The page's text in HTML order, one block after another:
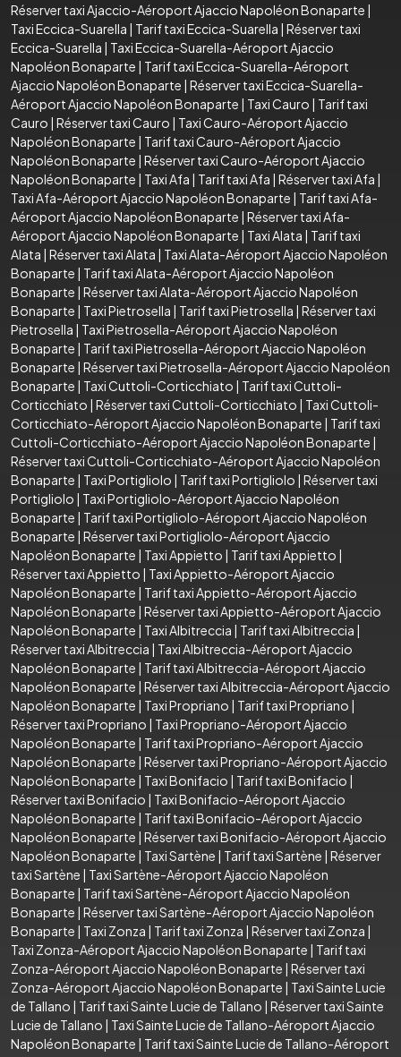
Réserver taxi Ajaccio-Aéroport Ajaccio Napoléon Bonaparte |
Taxi Eccica-Suarella | Tarif taxi Eccica-Suarella | Réserver taxi
Eccica-Suarella | Taxi Eccica-Suarella-Aéroport Ajaccio
Napoléon Bonaparte | Tarif taxi Eccica-Suarella-Aéroport
Ajaccio Napoléon Bonaparte | Réserver taxi Eccica-Suarella-
Aéroport Ajaccio Napoléon Bonaparte | Taxi Cauro | Tarif taxi
Cauro | Réserver taxi Cauro | Taxi Cauro-Aéroport Ajaccio
Napoléon Bonaparte | Tarif taxi Cauro-Aéroport Ajaccio
Napoléon Bonaparte | Réserver taxi Cauro-Aéroport Ajaccio
Napoléon Bonaparte | Taxi Afa | Tarif taxi Afa | Réserver taxi Afa |
Taxi Afa-Aéroport Ajaccio Napoléon Bonaparte | Tarif taxi Afa-
Aéroport Ajaccio Napoléon Bonaparte | Réserver taxi Afa-
Aéroport Ajaccio Napoléon Bonaparte | Taxi Alata | Tarif taxi
Alata | Réserver taxi Alata | Taxi Alata-Aéroport Ajaccio Napoléon
Bonaparte | Tarif taxi Alata-Aéroport Ajaccio Napoléon
Bonaparte | Réserver taxi Alata-Aéroport Ajaccio Napoléon
Bonaparte | Taxi Pietrosella | Tarif taxi Pietrosella | Réserver taxi
Pietrosella | Taxi Pietrosella-Aéroport Ajaccio Napoléon
Bonaparte | Tarif taxi Pietrosella-Aéroport Ajaccio Napoléon
Bonaparte | Réserver taxi Pietrosella-Aéroport Ajaccio Napoléon
Bonaparte | Taxi Cuttoli-Corticchiato | Tarif taxi Cuttoli-
Corticchiato | Réserver taxi Cuttoli-Corticchiato | Taxi Cuttoli-
Corticchiato-Aéroport Ajaccio Napoléon Bonaparte | Tarif taxi
Cuttoli-Corticchiato-Aéroport Ajaccio Napoléon Bonaparte |
Réserver taxi Cuttoli-Corticchiato-Aéroport Ajaccio Napoléon
Bonaparte | Taxi Portigliolo | Tarif taxi Portigliolo | Réserver taxi
Portigliolo | Taxi Portigliolo-Aéroport Ajaccio Napoléon
Bonaparte | Tarif taxi Portigliolo-Aéroport Ajaccio Napoléon
Bonaparte | Réserver taxi Portigliolo-Aéroport Ajaccio
Napoléon Bonaparte | Taxi Appietto | Tarif taxi Appietto |
Réserver taxi Appietto | Taxi Appietto-Aéroport Ajaccio
Napoléon Bonaparte | Tarif taxi Appietto-Aéroport Ajaccio
Napoléon Bonaparte | Réserver taxi Appietto-Aéroport Ajaccio
Napoléon Bonaparte | Taxi Albitreccia | Tarif taxi Albitreccia |
Réserver taxi Albitreccia | Taxi Albitreccia-Aéroport Ajaccio
Napoléon Bonaparte | Tarif taxi Albitreccia-Aéroport Ajaccio
Napoléon Bonaparte | Réserver taxi Albitreccia-Aéroport Ajaccio
Napoléon Bonaparte | Taxi Propriano | Tarif taxi Propriano |
Réserver taxi Propriano | Taxi Propriano-Aéroport Ajaccio
Napoléon Bonaparte | Tarif taxi Propriano-Aéroport Ajaccio
Napoléon Bonaparte | Réserver taxi Propriano-Aéroport Ajaccio
Napoléon Bonaparte | Taxi Bonifacio | Tarif taxi Bonifacio |
Réserver taxi Bonifacio | Taxi Bonifacio-Aéroport Ajaccio
Napoléon Bonaparte | Tarif taxi Bonifacio-Aéroport Ajaccio
Napoléon Bonaparte | Réserver taxi Bonifacio-Aéroport Ajaccio
Napoléon Bonaparte | Taxi Sartène | Tarif taxi Sartène | Réserver
taxi Sartène | Taxi Sartène-Aéroport Ajaccio Napoléon
Bonaparte | Tarif taxi Sartène-Aéroport Ajaccio Napoléon
Bonaparte | Réserver taxi Sartène-Aéroport Ajaccio Napoléon
Bonaparte | Taxi Zonza | Tarif taxi Zonza | Réserver taxi Zonza |
Taxi Zonza-Aéroport Ajaccio Napoléon Bonaparte | Tarif taxi
Zonza-Aéroport Ajaccio Napoléon Bonaparte | Réserver taxi
Zonza-Aéroport Ajaccio Napoléon Bonaparte | Taxi Sainte Lucie
de Tallano | Tarif taxi Sainte Lucie de Tallano | Réserver taxi Sainte
Lucie de Tallano | Taxi Sainte Lucie de Tallano-Aéroport Ajaccio
Napoléon Bonaparte | Tarif taxi Sainte Lucie de Tallano-Aéroport